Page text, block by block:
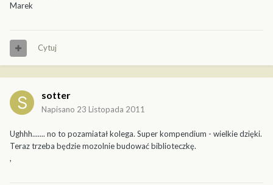
Marek
Cytuj
sotter
Napisano 23 Listopada 2011
Ughhh....... no to pozamiatał kolega. Super kompendium - wielkie dzięki.
Teraz trzeba będzie mozolnie budować biblioteczkę.
,